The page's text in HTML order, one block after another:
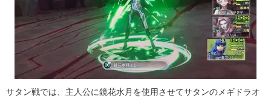
サタン戦では、主人公に鏡花水月を使用させてサタンのメギドラオ